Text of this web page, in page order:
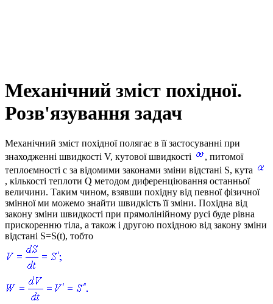
Механічний зміст похідної.
Розв'язування задач
Механічний зміст похідної полягає в її застосуванні при
знаходженні швидкості V, кутової швидкості
, питомої
теплоємності c за відомими законами зміни відстані S, кута
, кількості теплоти Q методом диференціювання останньої
величини. Таким чином, взявши похідну від певної фізичної
змінної ми можемо знайти швидкість її зміни. Похідна від
закону зміни швидкості при прямолінійному русі буде рівна
прискоренню тіла, а також і другою похідною від закону зміни
відстані S=S(t), тобто